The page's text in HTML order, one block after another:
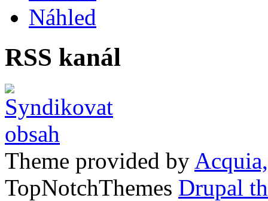
Náhled
RSS kanál
Theme provided by
TopNotchThemes Drupal